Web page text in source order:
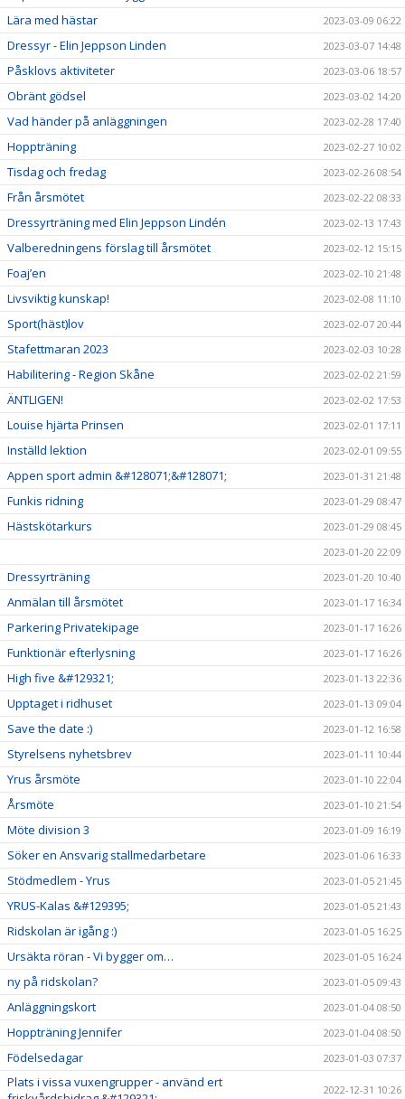
Lära med hästar 2023-03-09 06:22
Dressyr - Elin Jeppson Linden 2023-03-07 14:48
Påsklovs aktiviteter 2023-03-06 18:57
Obränt gödsel 2023-03-02 14:20
Vad händer på anläggningen 2023-02-28 17:40
Hoppträning 2023-02-27 10:02
Tisdag och fredag 2023-02-26 08:54
Från årsmötet 2023-02-22 08:33
Dressyrträning med Elin Jeppson Lindén 2023-02-13 17:43
Valberedningens förslag till årsmötet 2023-02-12 15:15
Foaj’en 2023-02-10 21:48
Livsviktig kunskap! 2023-02-08 11:10
Sport(häst)lov 2023-02-07 20:44
Stafettmaran 2023 2023-02-03 10:28
Habilitering - Region Skåne 2023-02-02 21:59
ÄNTLIGEN! 2023-02-02 17:53
Louise hjärta Prinsen 2023-02-01 17:11
Inställd lektion 2023-02-01 09:55
Appen sport admin &#128071;&#128071; 2023-01-31 21:48
Funkis ridning 2023-01-29 08:47
Hästskötarkurs
2023-01-29 08:45
2023-01-20 22:09
Dressyrträning 2023-01-20 10:40
Anmälan till årsmötet 2023-01-17 16:34
Parkering Privatekipage 2023-01-17 16:26
Funktionär efterlysning 2023-01-17 16:26
High five &#129321; 2023-01-13 22:36
Upptaget i ridhuset 2023-01-13 09:04
Save the date :) 2023-01-12 16:58
Styrelsens nyhetsbrev 2023-01-11 10:44
Yrus årsmöte 2023-01-10 22:04
Årsmöte 2023-01-10 21:54
Möte division 3 2023-01-09 16:19
Söker en Ansvarig stallmedarbetare 2023-01-06 16:33
Stödmedlem - Yrus 2023-01-05 21:45
YRUS-Kalas &#129395; 2023-01-05 21:43
Ridskolan är igång :) 2023-01-05 16:25
Ursäkta röran - Vi bygger om… 2023-01-05 16:24
ny på ridskolan? 2023-01-05 09:43
Anläggningskort 2023-01-04 08:50
Hoppträning Jennifer 2023-01-04 08:50
Födelsedagar 2023-01-03 07:37
Plats i vissa vuxengrupper - använd ert
2022-12-31 10:26